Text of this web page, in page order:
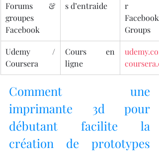
Forums &
groupes
Facebook
s d’entraide
r
Facebook
Groups
Udemy /
Coursera
Cours en
ligne
Comment une
imprimante 3d pour
débutant facilite la
création de prototypes